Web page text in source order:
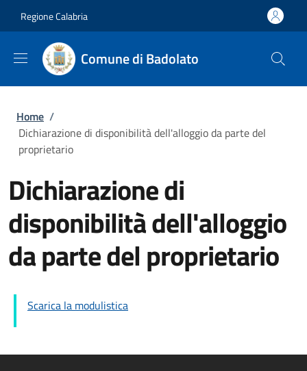
Regione Calabria
Comune di Badolato
Briciole di pane
Home /
Dichiarazione di disponibilità dell'alloggio da parte del
proprietario
Dichiarazione di
disponibilità dell'alloggio
da parte del proprietario
Scarica la modulistica